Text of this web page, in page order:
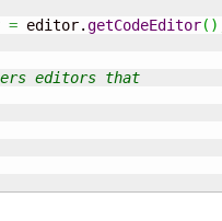
= editor.getCodeEditor( )